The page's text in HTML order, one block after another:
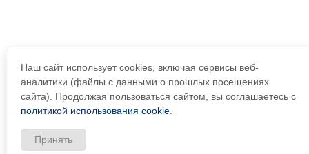
Наш сайт использует cookies, включая сервисы веб-
аналитики (файлы с данными о прошлых посещениях
сайта). Продолжая пользоваться сайтом, вы соглашаетесь с
политикой использования cookie
Принять